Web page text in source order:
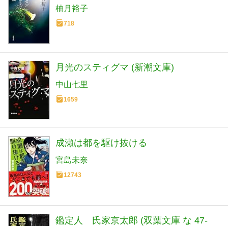
柚月裕子
718
月光のスティグマ (新潮文庫)
中山七里
1659
成瀬は都を駆け抜ける
宮島未奈
12743
鑑定人 氏家京太郎 (双葉文庫 な 47-